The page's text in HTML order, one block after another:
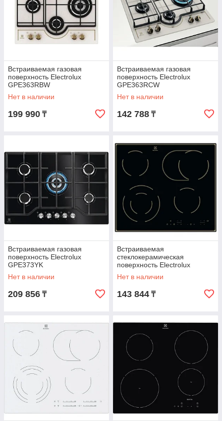
Встраиваемая газовая
поверхность Electrolux
GPE363RBW
Нет в наличии
199 990 ₸
Встраиваемая газовая
поверхность Electrolux
GPE363RCW
Нет в наличии
142 788 ₸
Встраиваемая газовая
поверхность Electrolux
GPE373YK
Нет в наличии
209 856 ₸
Встраиваемая
стеклокерамическая
поверхность Electrolux
CPE644RBC
Нет в наличии
143 844 ₸